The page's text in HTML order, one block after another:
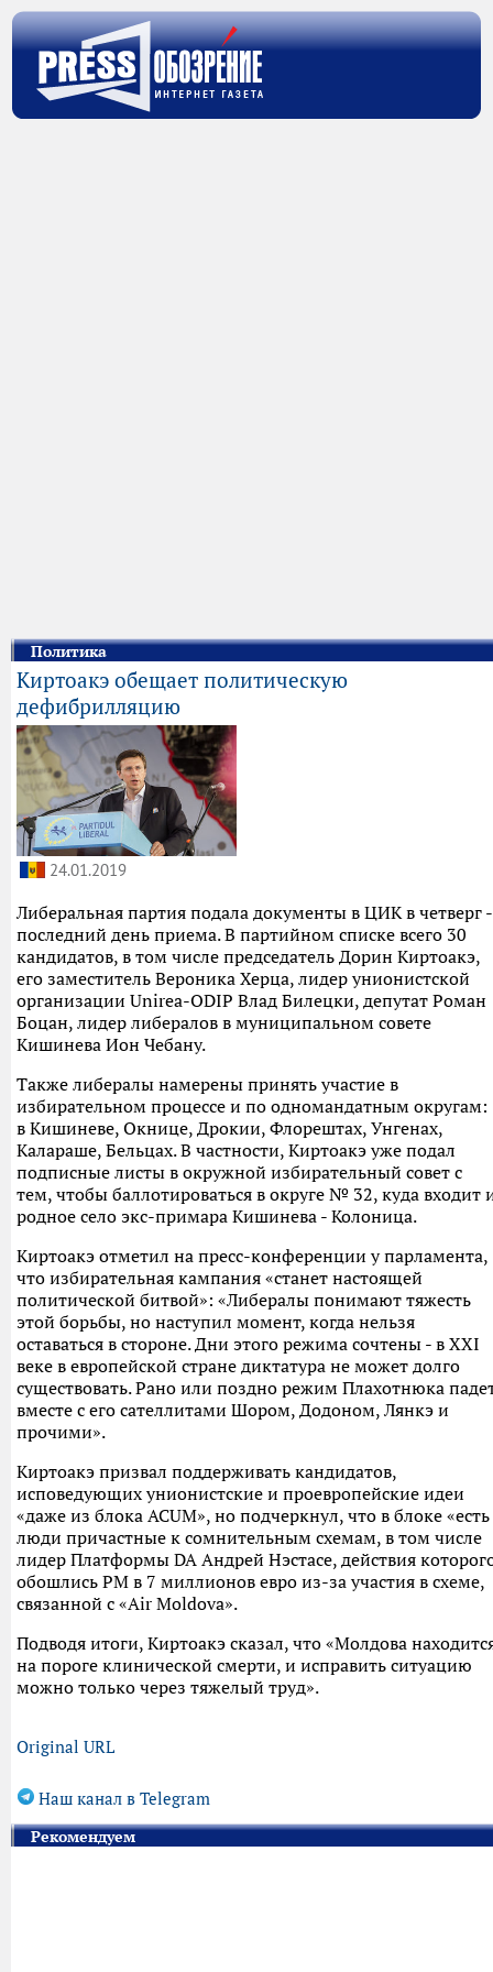
Политика
Киртоакэ обещает политическую
дефибрилляцию
24.01.2019
Либеральная партия подала документы в ЦИК в четверг -
последний день приема. В партийном списке всего 30
кандидатов, в том числе председатель Дорин Киртоакэ,
его заместитель Вероника Херца, лидер унионистской
организации Unirea-ODIP Влад Билецки, депутат Роман
Боцан, лидер либералов в муниципальном совете
Кишинева Ион Чебану.
Также либералы намерены принять участие в
избирательном процессе и по одномандатным округам:
в Кишиневе, Окнице, Дрокии, Флорештах, Унгенах,
Калараше, Бельцах. В частности, Киртоакэ уже подал
подписные листы в окружной избирательный совет с
тем, чтобы баллотироваться в округе № 32, куда входит
родное село экс-примара Кишинева - Колоница.
Киртоакэ отметил на пресс-конференции у парламента,
что избирательная кампания «станет настоящей
политической битвой»: «Либералы понимают тяжесть
этой борьбы, но наступил момент, когда нельзя
оставаться в стороне. Дни этого режима сочтены - в XXI
веке в европейской стране диктатура не может долго
существовать. Рано или поздно режим Плахотнюка
вместе с его сателлитами Шором, Додоном, Лянкэ и
прочими».
Киртоакэ призвал поддерживать кандидатов,
исповедующих унионистские и проевропейские идеи
«даже из блока ACUM», но подчеркнул, что в блоке «есть
люди причастные к сомнительным схемам, в том числе
лидер Платформы DA Андрей Нэстасе, действия
обошлись РМ в 7 миллионов евро из-за участия в схеме,
связанной с «Air Moldova».
Подводя итоги, Киртоакэ сказал, что «Молдова
на пороге клинической смерти, и исправить ситуацию
можно только через тяжелый труд».
Original URL
Наш канал в Telegram
Рекомендуем